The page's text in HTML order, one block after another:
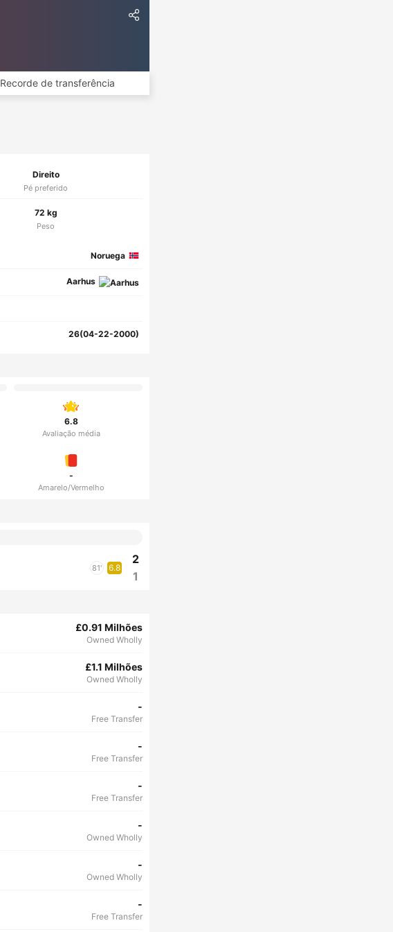
Recorde de transferência
Direito
Pé preferido
72 kg
Peso
Noruega
Aarhus
26(04-22-2000)
6.8
Avaliação média
-
Amarelo/Vermelho
81' 6.8
2
1
£0.91 Milhões
Owned Wholly
£1.1 Milhões
Owned Wholly
-
Free Transfer
-
Free Transfer
-
Free Transfer
-
Owned Wholly
-
Owned Wholly
-
Free Transfer